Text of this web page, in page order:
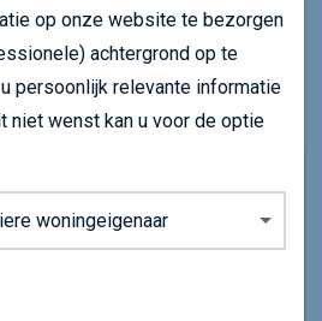
op onze website te bezorgen
achtergrond op te
persoonlijk relevante informatie
niet wenst kan u voor de optie
te verbeteren.
voor meer informatie.